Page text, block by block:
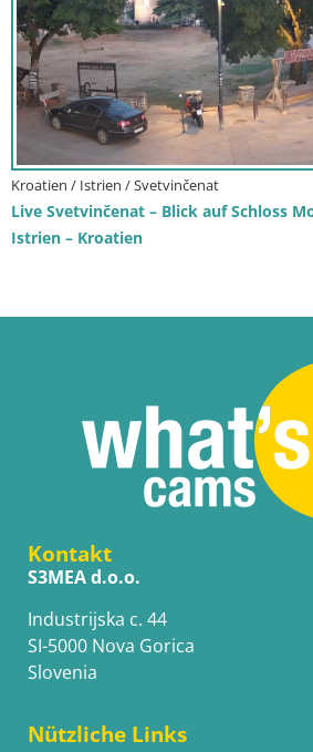
Kroatien / Istrien / Svetvinčenat
Live Svetvinčenat – Blick auf Schloss
Istrien – Kroatien
Kontakt
S3MEA d.o.o.
Industrijska c. 44
SI-5000 Nova Gorica
Slovenia
Nützliche Links